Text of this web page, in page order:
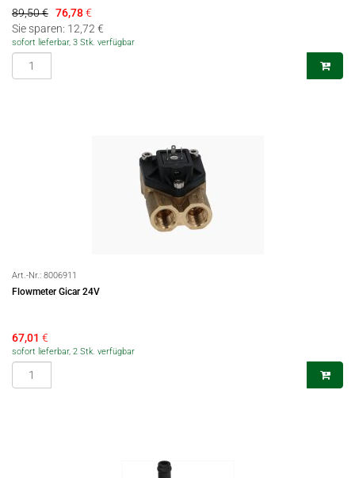
89,50 € 76,78€
Sie sparen: 12,72 €
sofort lieferbar, 3 Stk. verfügbar
Art.-Nr.: 8006911
Flowmeter Gicar 24V
67,01 €
sofort lieferbar, 2 Stk. verfügbar